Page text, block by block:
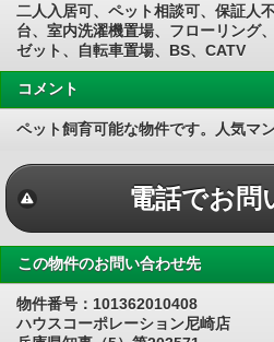
二人入居可、ペット相談可、保証人
台、室内洗濯機置場、フローリング
ゼット、自転車置場、BS、CATV
コメント
ペット飼育可能な物件です。人気マ
電話でお問
この物件のお問い合わせ先
物件番号：101362010408
ハウスコーポレーション尼崎店